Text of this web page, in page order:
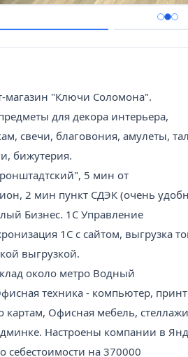
магазин "Ключи Соломона".
для декора интерьера,
свечи, благовония, амулеты,
бижутерия.
5 мин от
2 мин пункт СДЭК (очень
Бизнес. 1С Управление
1С с сайтом, выгрузка
выгрузкой.
около метро Водный
техника - компьютер,
картам, Офисная мебель,
Настроены компании в
себестоимости на 370000